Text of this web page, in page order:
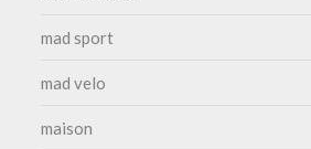
mad sport
mad velo
maison